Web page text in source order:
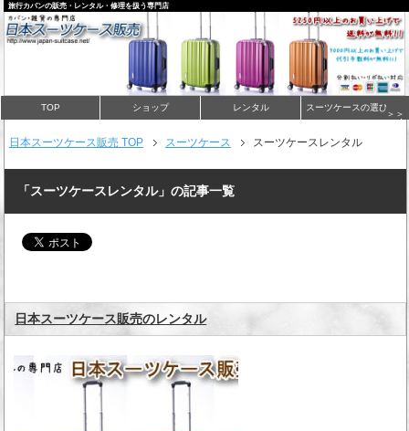
旅行カバンの販売・レンタル・修理を扱う専門店
TOP ショップ レンタル スーツケースの選び方
＞＞
日本スーツケース販売 TOP スーツケース スーツケースレンタル
「スーツケースレンタル」の記事一覧
日本スーツケース販売のレンタル